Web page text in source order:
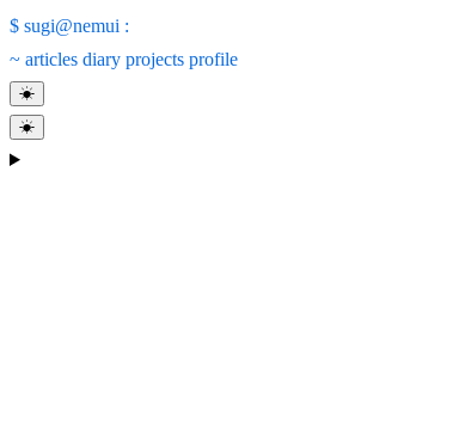
$ sugi@nemui :
~ articles diary projects profile
☀
☀